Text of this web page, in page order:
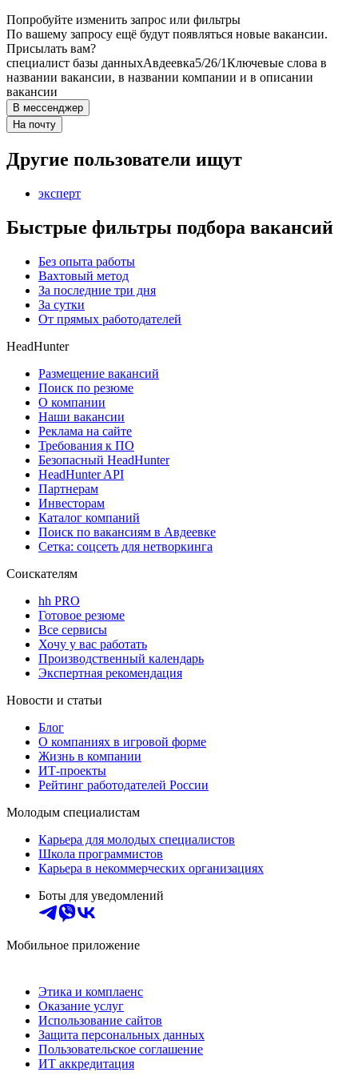
Попробуйте изменить запрос или фильтры
По вашему запросу ещё будут появляться новые вакансии.
Присылать вам?
специалист базы данныхАвдеевка5/26/1Ключевые слова в
названии вакансии, в названии компании и в описании
вакансии
В мессенджер
На почту
Другие пользователи ищут
эксперт
Быстрые фильтры подбора вакансий
Без опыта работы
Вахтовый метод
За последние три дня
За сутки
От прямых работодателей
HeadHunter
Размещение вакансий
Поиск по резюме
О компании
Наши вакансии
Реклама на сайте
Требования к ПО
Безопасный HeadHunter
HeadHunter API
Партнерам
Инвесторам
Каталог компаний
Поиск по вакансиям в Авдеевке
Сетка: соцсеть для нетворкинга
Соискателям
hh PRO
Готовое резюме
Все сервисы
Хочу у вас работать
Производственный календарь
Экспертная рекомендация
Новости и статьи
Блог
О компаниях в игровой форме
Жизнь в компании
ИТ-проекты
Рейтинг работодателей России
Молодым специалистам
Карьера для молодых специалистов
Школа программистов
Карьера в некоммерческих организациях
Боты для уведомлений
Мобильное приложение
Этика и комплаенс
Оказание услуг
Использование сайтов
Защита персональных данных
Пользовательское соглашение
ИТ аккредитация